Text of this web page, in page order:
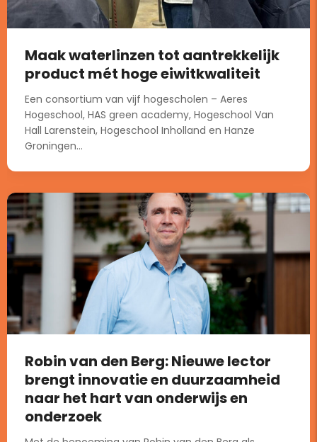
Maak waterlinzen tot aantrekkelijk
product mét hoge eiwitkwaliteit
Een consortium van vijf hogescholen – Aeres
Hogeschool, HAS green academy, Hogeschool Van
Hall Larenstein, Hogeschool Inholland en Hanze
Groningen...
Robin van den Berg: Nieuwe lector
brengt innovatie en duurzaamheid
naar het hart van onderwijs en
onderzoek